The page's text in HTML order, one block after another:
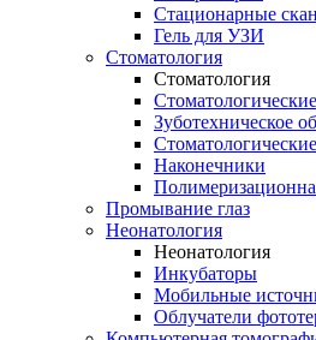
Стационарные
Гель для УЗИ
Стоматология
Стоматология
Зуботехническое
Наконечники
Промывание глаз
Неонатология
Неонатология
Инкубаторы
Мобильные
Облучатели